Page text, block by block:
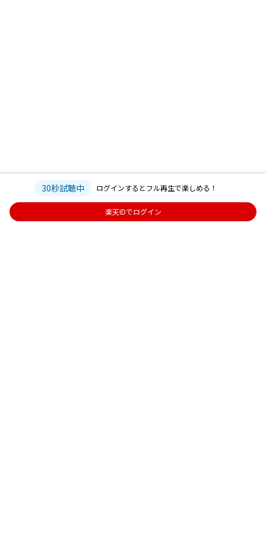
30秒試聴中 ログインするとフル再生で楽しめる！
楽天IDでログイン